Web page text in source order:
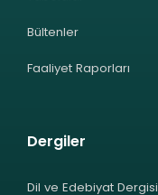
Bültenler
Faaliyet Raporları
Dergiler
Dil ve Edebiyat Dergisi